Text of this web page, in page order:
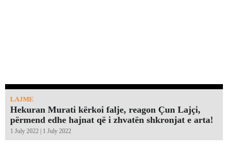
LAJME
Hekuran Murati kërkoi falje, reagon Çun Lajçi,
përmend edhe hajnat që i zhvatën shkronjat e arta!￼
1 July 2022 | 1 July 2022